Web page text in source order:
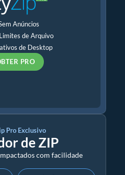
Anúncios
de Arquivo
de Desktop
PRO
Pro Exclusivo
de ZIP
com facilidade